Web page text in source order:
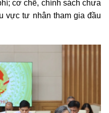
cơ chế, chính sách chưa
vực tư nhân tham gia đầu